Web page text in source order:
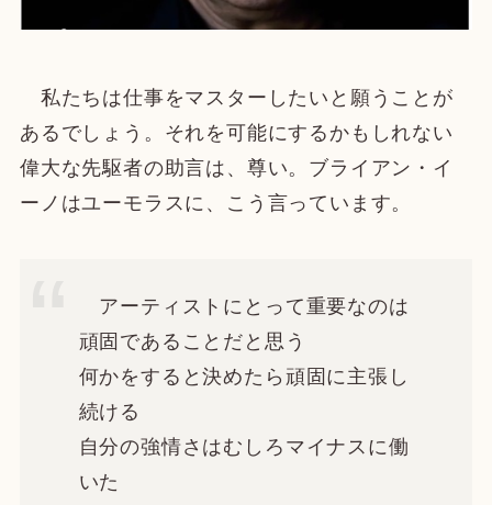
私たちは仕事をマスターしたいと願うことが
あるでしょう。それを可能にするかもしれない
偉大な先駆者の助言は、尊い。ブライアン・イ
ーノはユーモラスに、こう言っています。
アーティストにとって重要なのは
頑固であることだと思う
何かをすると決めたら頑固に主張し
続ける
自分の強情さはむしろマイナスに働
いた